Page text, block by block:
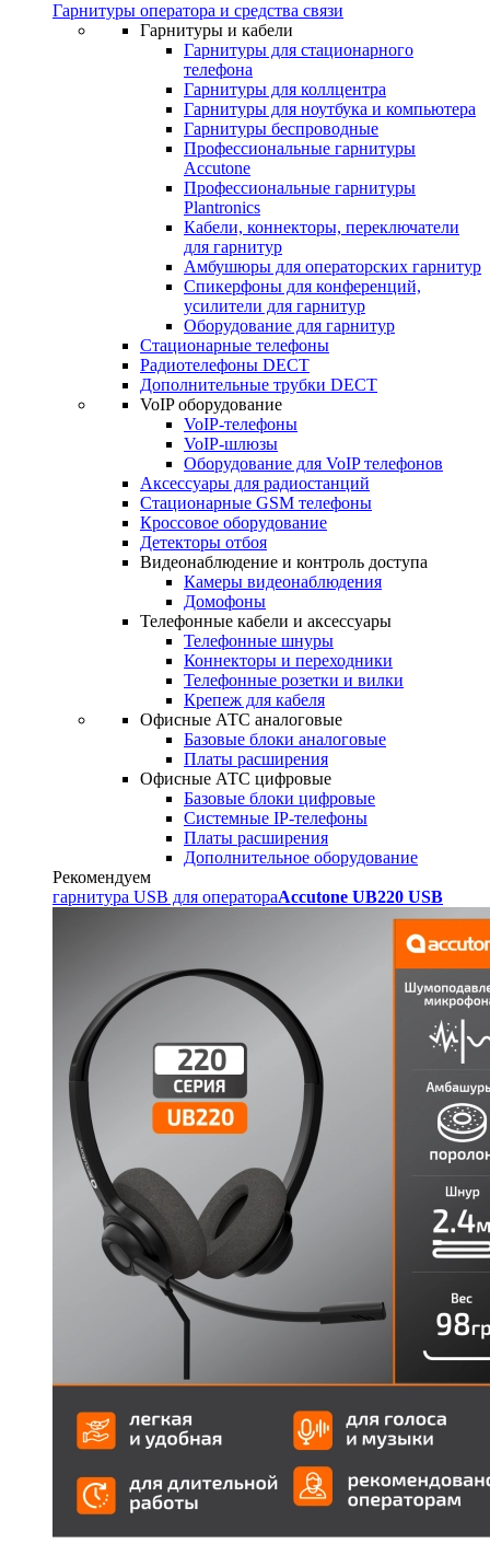
Гарнитуры оператора и средства связи
Гарнитуры и кабели
Гарнитуры для стационарного
телефона
Гарнитуры для коллцентра
Гарнитуры для ноутбука и компьютера
Гарнитуры беспроводные
Профессиональные гарнитуры
Accutone
Профессиональные гарнитуры
Plantronics
Кабели, коннекторы, переключатели
для гарнитур
Амбушюры для операторских гарнитур
Cпикерфоны для конференций,
усилители для гарнитур
Оборудование для гарнитур
Стационарные телефоны
Радиотелефоны DECT
Дополнительные трубки DECT
VoIP оборудование
VoIP-телефоны
VoIP-шлюзы
Оборудование для VoIP телефонов
Аксессуары для радиостанций
Стационарные GSM телефоны
Кроссовое оборудование
Детекторы отбоя
Видеонаблюдение и контроль доступа
Камеры видеонаблюдения
Домофоны
Телефонные кабели и аксессуары
Телефонные шнуры
Коннекторы и переходники
Телефонные розетки и вилки
Крепеж для кабеля
Офисные АТС аналоговые
Базовые блоки аналоговые
Платы расширения
Офисные АТС цифровые
Базовые блоки цифровые
Системные IP-телефоны
Платы расширения
Дополнительное оборудование
Рекомендуем
гарнитура USB для оператораAccutone UB220 USB